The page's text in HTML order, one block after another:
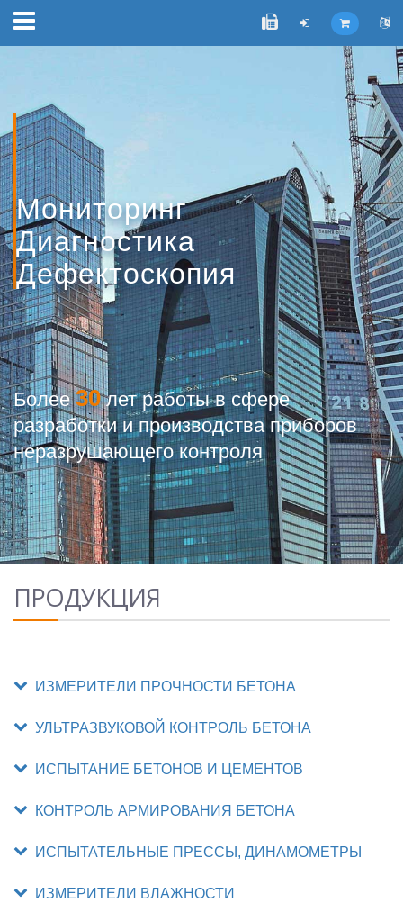
Мониторинг
Диагностика
Дефектоскопия
Более30лет работы в сфере
разработки и производства приборов
неразрушающего контроля
ПРОДУКЦИЯ
ИЗМЕРИТЕЛИ ПРОЧНОСТИ БЕТОНА
УЛЬТРАЗВУКОВОЙ КОНТРОЛЬ БЕТОНА
ИСПЫТАНИЕ БЕТОНОВ И ЦЕМЕНТОВ
КОНТРОЛЬ АРМИРОВАНИЯ БЕТОНА
ИСПЫТАТЕЛЬНЫЕ ПРЕССЫ, ДИНАМОМЕТРЫ
ИЗМЕРИТЕЛИ ВЛАЖНОСТИ